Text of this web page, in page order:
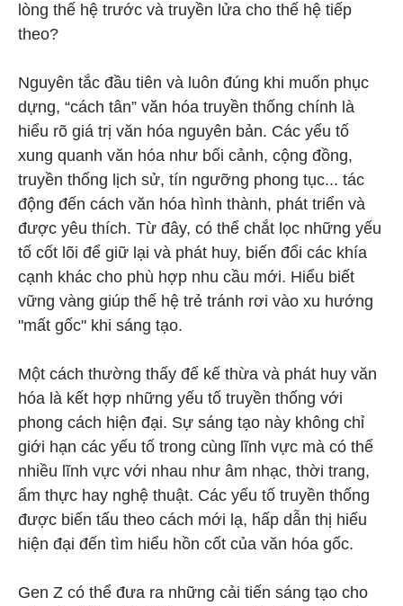
lòng thế hệ trước và truyền lửa cho thế hệ tiếp
theo?
Nguyên tắc đầu tiên và luôn đúng khi muốn phục
dựng, “cách tân” văn hóa truyền thống chính là
hiểu rõ giá trị văn hóa nguyên bản. Các yếu tố
xung quanh văn hóa như bối cảnh, cộng đồng,
truyền thống lịch sử, tín ngưỡng phong tục... tác
động đến cách văn hóa hình thành, phát triển và
được yêu thích. Từ đây, có thể chắt lọc những yếu
tố cốt lõi để giữ lại và phát huy, biến đổi các khía
cạnh khác cho phù hợp nhu cầu mới. Hiểu biết
vững vàng giúp thế hệ trẻ tránh rơi vào xu hướng
"mất gốc" khi sáng tạo.
Một cách thường thấy để kế thừa và phát huy văn
hóa là kết hợp những yếu tố truyền thống với
phong cách hiện đại. Sự sáng tạo này không chỉ
giới hạn các yếu tố trong cùng lĩnh vực mà có thể
nhiều lĩnh vực với nhau như âm nhạc, thời trang,
ẩm thực hay nghệ thuật. Các yếu tố truyền thống
được biến tấu theo cách mới lạ, hấp dẫn thị hiếu
hiện đại đến tìm hiểu hồn cốt của văn hóa gốc.
Gen Z có thể đưa ra những cải tiến sáng tạo cho